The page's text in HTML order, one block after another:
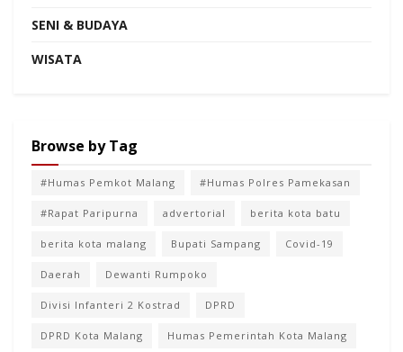
SENI & BUDAYA
WISATA
Browse by Tag
#Humas Pemkot Malang #Humas Polres Pamekasan
#Rapat Paripurna advertorial berita kota batu
berita kota malang Bupati Sampang Covid-19
Daerah Dewanti Rumpoko
Divisi Infanteri 2 Kostrad DPRD
DPRD Kota Malang Humas Pemerintah Kota Malang